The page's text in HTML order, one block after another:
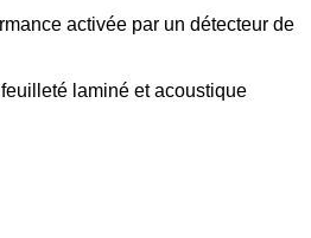
activée par un détecteur de
laminé et acoustique